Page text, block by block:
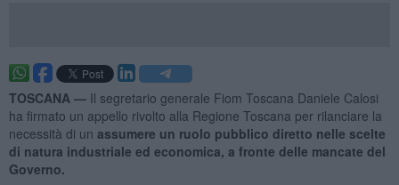
TOSCANA — Il segretario generale Fiom Toscana Daniele Calosi
ha firmato un appello rivolto alla Regione Toscana per rilanciare la
necessità di un assumere un ruolo pubblico diretto nelle scelte
di natura industriale ed economica, a fronte delle mancate del
Governo.